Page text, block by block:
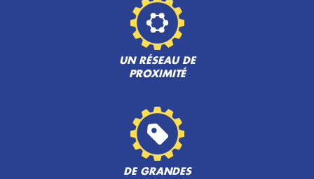
UN RÉSEAU DE
PROXIMITÉ
DE GRANDES